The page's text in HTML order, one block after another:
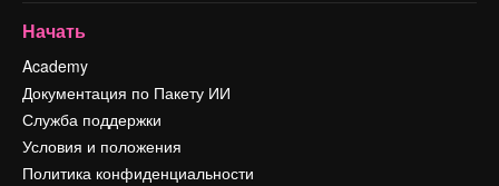
Начать
Academy
Документация по Пакету ИИ
Служба поддержки
Условия и положения
Политика конфиденциальности